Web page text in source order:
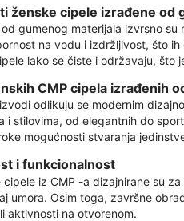
ženske cipele izrađene od
gumenog materijala izvrsno
na vodu i izdržljivost, što
lako se čiste i održavaju, što
CMP cipela izrađenih
odlikuju se modernim
i stilovima, od elegantnih do
mogućnosti stvaranja
i funkcionalnost
iz CMP -a dizajnirane su
umora. Osim toga, završne
aktivnosti na otvorenom.